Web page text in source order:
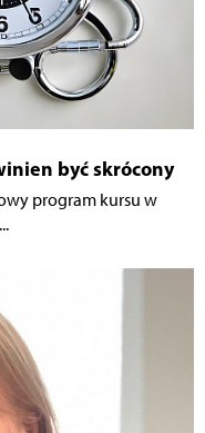
być skrócony
program kursu w